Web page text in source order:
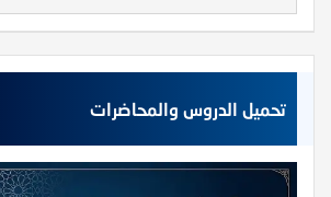
تحميل الدروس والمحاضرات